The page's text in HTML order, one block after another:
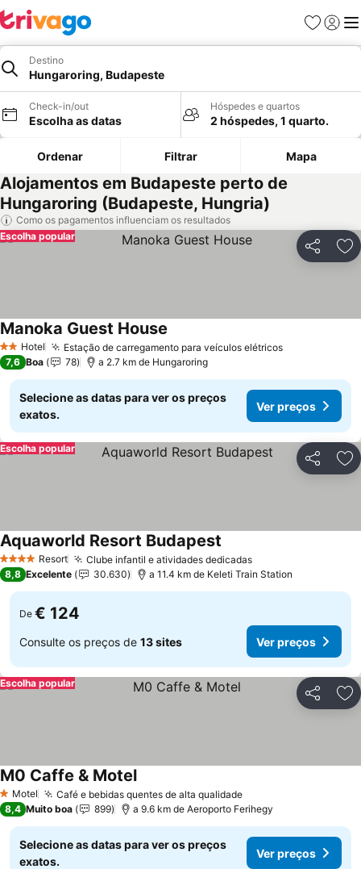
Favoritos
Iniciar
Destino
Hungaroring, Budapeste
Check-in/out
Escolha as datas
Hóspedes e quartos
2 hóspedes, 1 quarto.
Ordenar Filtrar Mapa
Alojamentos em Budapeste perto de
Hungaroring (Budapeste, Hungria)
Como os pagamentos influenciam os resultados
Partilhar
Escolha popular
2 Estrelas
Hotel Estação de carregamento para veículos elétricosVer preços
Manoka Guest House
7,6 Boa 78 a 2.7 km de Hungaroring
Selecione as datas para ver os preços
exatos.
Ver preços
Partilhar
Escolha popular
4 EstrelasResort Clube infantil e atividades dedicadasVer preços
Aquaworld Resort Budapest
8,8 Excelente 30.630 a 11.4 km de Keleti Train Station
De € 124
Consulte os preços de 13 sites Ver preços
Partilhar
Escolha popular
1 Estrelas
Motel Café e bebidas quentes de alta qualidadeVer preços
M0 Caffe & MotelVer preços
8,4 Muito boa 899 a 9.6 km de Aeroporto Ferihegy
Selecione as datas para ver os preços
exatos.
Ver preços